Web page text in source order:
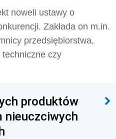
noweli ustawy o
Zakłada on m.in.
przedsiębiorstwa,
czy
produktów
nieuczciwych